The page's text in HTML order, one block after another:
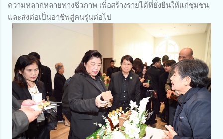
ความหลากหลายทางชีวภาพ เพื่อสร้างรายได้ที่ยั่งยืนให้แก่ชุมชน
และส่งต่อเป็นอาชีพสู่คนรุ่นต่อไป